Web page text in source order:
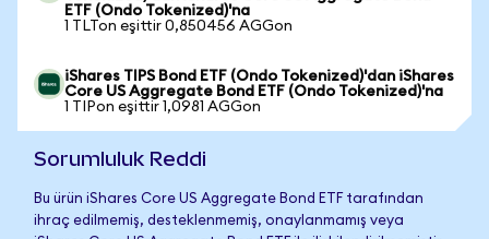
ETF (Ondo Tokenized)'na
1 TLTon eşittir 0,850456 AGGon
iShares TIPS Bond ETF (Ondo Tokenized)'dan iShares
Core US Aggregate Bond ETF (Ondo Tokenized)'na
1 TIPon eşittir 1,0981 AGGon
Sorumluluk Reddi
Bu ürün iShares Core US Aggregate Bond ETF tarafından
ihraç edilmemiş, desteklenmemiş, onaylanmamış veya